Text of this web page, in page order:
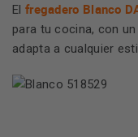
El fregadero Blanco
para tu cocina, con
adapta a cualquier